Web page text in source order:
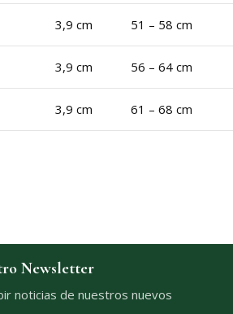
3,9 cm 51 – 58 cm
3,9 cm 56 – 64 cm
3,9 cm 61 – 68 cm
Newsletter
noticias de nuestros nuevos